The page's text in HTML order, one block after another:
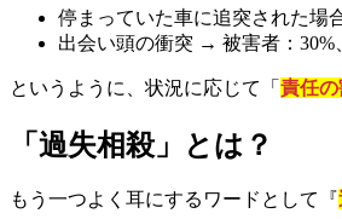
停まっていた車に追突された場
出会い頭の衝突 → 被害者：30%
というように、状況に応じて「 責任
「過失相殺」とは？
もう一つよく耳にするワードとして『